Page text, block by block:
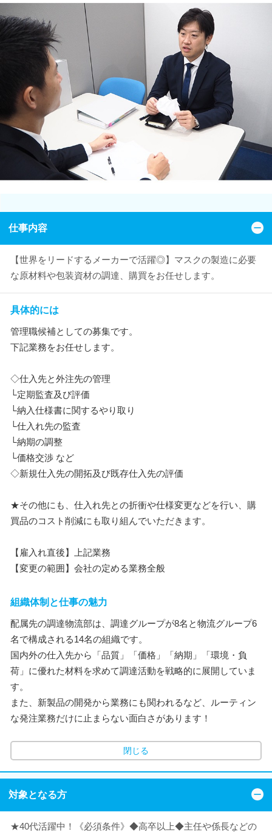
仕事内容
【世界をリードするメーカーで活躍◎】マスクの製造に必要
な原材料や包装資材の調達、購買をお任せします。
具体的には
管理職候補としての募集です。
下記業務をお任せします。
◇仕入先と外注先の管理
└定期監査及び評価
└納入仕様書に関するやり取り
└仕入れ先の監査
└納期の調整
└価格交渉 など
◇新規仕入先の開拓及び既存仕入先の評価
★その他にも、仕入れ先との折衝や仕様変更などを行い、購
買品のコスト削減にも取り組んでいただきます。
【雇入れ直後】上記業務
【変更の範囲】会社の定める業務全般
組織体制と仕事の魅力
配属先の調達物流部は、調達グループが8名と物流グループ6
名で構成される14名の組織です。
国内外の仕入先から「品質」「価格」「納期」「環境・負
荷」に優れた材料を求めて調達活動を戦略的に展開していま
す。
また、新製品の開発から業務にも関われるなど、ルーティン
な発注業務だけに止まらない面白さがあります！
閉じる
対象となる方
★40代活躍中！《必須条件》◆高卒以上◆主任や係長などの